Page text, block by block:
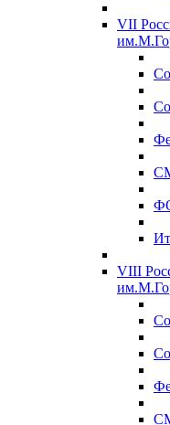
VII
VIII